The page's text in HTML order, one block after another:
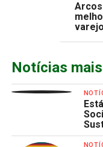
Notícias